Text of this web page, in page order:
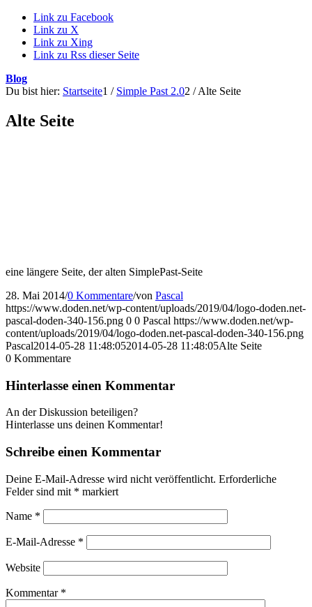
Link zu Facebook
Link zu X
Link zu Xing
Link zu Rss dieser Seite
Blog
Du bist hier: Startseite1 / Simple Past 2.02 / Alte Seite
Alte Seite
eine längere Seite, der alten SimplePast-Seite
28. Mai 2014/0 Kommentare/von Pascal
https://www.doden.net/wp-content/uploads/2019/04/logo-doden.net-
pascal-doden-340-156.png 0 0 Pascal https://www.doden.net/wp-
content/uploads/2019/04/logo-doden.net-pascal-doden-340-156.png
Pascal2014-05-28 11:48:052014-05-28 11:48:05Alte Seite
0 Kommentare
Hinterlasse einen Kommentar
An der Diskussion beteiligen?
Hinterlasse uns deinen Kommentar!
Schreibe einen Kommentar
Deine E-Mail-Adresse wird nicht veröffentlicht. Erforderliche
Felder sind mit * markiert
Name *
E-Mail-Adresse *
Website
Kommentar *